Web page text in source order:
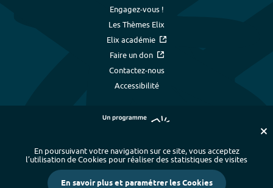
Engagez-vous !
Les Thèmes Elix
Elix académie
Faire un don
Contactez-nous
Accessibilité
Plan du site - Index alphabétique
-
Mentions légales et données personnelles
- Paramétrer les cookies
En poursuivant votre navigation sur ce site, vous acceptez
l’utilisation de Cookies pour réaliser des statistiques de visites
En savoir plus et paramétrer les Cookies